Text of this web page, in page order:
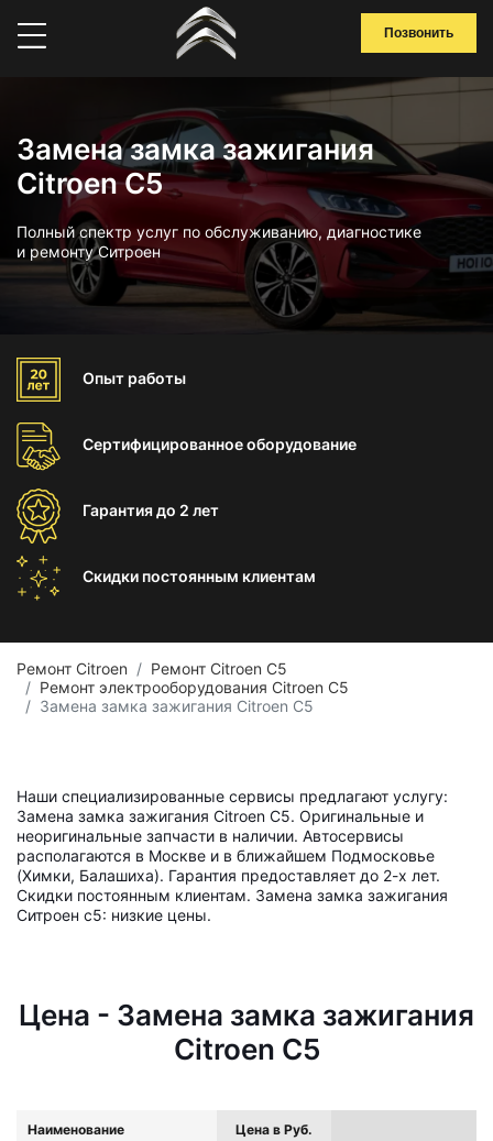
Позвонить
Замена замка зажигания
Citroen C5
Полный спектр услуг по обслуживанию, диагностике
и ремонту Ситроен
Опыт работы
Сертифицированноеоборудование
Гарантиядо 2 лет
Скидки постоянным клиентам
Ремонт Citroen
Ремонт Citroen C5
Ремонт электрооборудования Citroen C5
Замена замка зажигания Citroen C5
Наши специализированные сервисы предлагают услугу:
Замена замка зажигания Citroen C5. Оригинальные и
неоригинальные запчасти в наличии. Автосервисы
располагаются в Москве и в ближайшем Подмосковье
(Химки, Балашиха). Гарантия предоставляет до 2-х лет.
Скидки постоянным клиентам. Замена замка зажигания
Ситроен с5: низкие цены.
Цена - Замена замка зажигания
Citroen C5
Наименование Цена в Руб.